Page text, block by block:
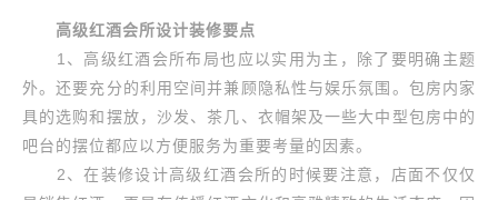
高级红酒会所设计装修要点
1、高级红酒会所布局也应以实用为主，除了要明确主题
外。还要充分的利用空间并兼顾隐私性与娱乐氛围。包房内家
具的选购和摆放，沙发、茶几、衣帽架及一些大中型包房中的
吧台的摆位都应以方便服务为重要考量的因素。
2、在装修设计高级红酒会所的时候要注意，店面不仅仅